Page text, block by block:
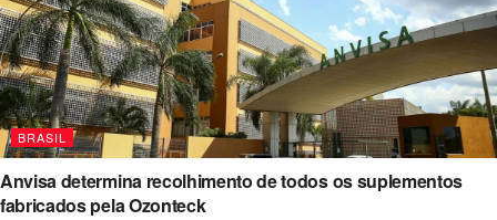
BRASIL
Anvisa determina recolhimento de todos os suplementos
fabricados pela Ozonteck